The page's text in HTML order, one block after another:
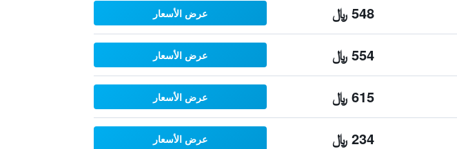
548 ﷼ عرض الأسعار
554 ﷼ عرض الأسعار
615 ﷼ عرض الأسعار
234 ﷼ عرض الأسعار